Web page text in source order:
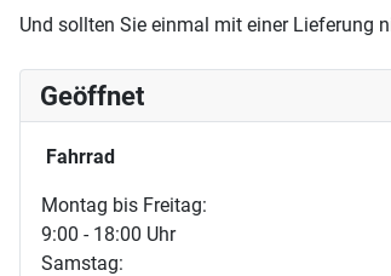
Und sollten Sie einmal mit einer Lieferung
Geöffnet
Fahrrad
Montag bis Freitag:
9:00 - 18:00 Uhr
Samstag: